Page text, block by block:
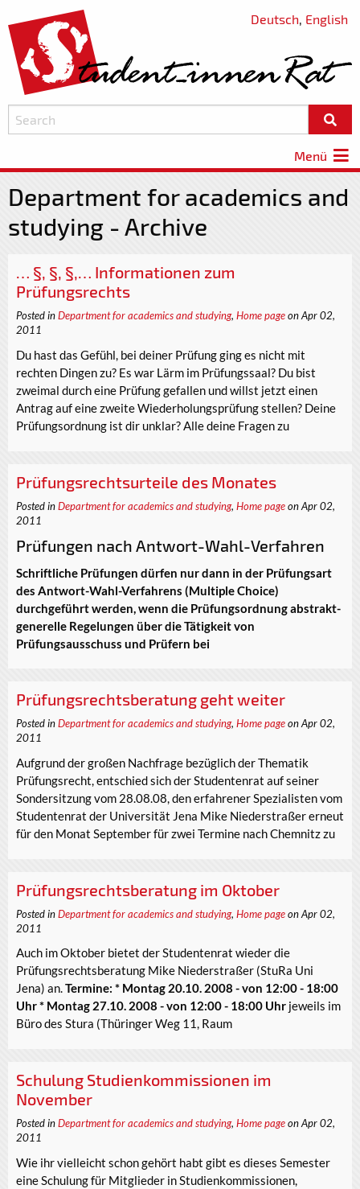
Deutsch, English
Menü
Department for academics and
studying - Archive
… §, §, §,… Informationen zum
Prüfungsrechts
Posted inDepartment for academics and studying, Home pageon Apr 02,
2011
Du hast das Gefühl, bei deiner Prüfung ging es nicht mit
rechten Dingen zu? Es war Lärm im Prüfungssaal? Du bist
zweimal durch eine Prüfung gefallen und willst jetzt einen
Antrag auf eine zweite Wiederholungsprüfung stellen? Deine
Prüfungsordnung ist dir unklar? Alle deine Fragen zu
Prüfungsrechtsurteile des Monates
Posted inDepartment for academics and studying, Home pageon Apr 02,
2011
Prüfungen nach Antwort-Wahl-Verfahren
Schriftliche Prüfungen dürfen nur dann in der Prüfungsart
des Antwort-Wahl-Verfahrens (Multiple Choice)
durchgeführt werden, wenn die Prüfungsordnung abstrakt-
generelle Regelungen über die Tätigkeit von
Prüfungsausschuss und Prüfern bei
Prüfungsrechtsberatung geht weiter
Posted inDepartment for academics and studying, Home pageon Apr 02,
2011
Aufgrund der großen Nachfrage bezüglich der Thematik
Prüfungsrecht, entschied sich der Studentenrat auf seiner
Sondersitzung vom 28.08.08, den erfahrener Spezialisten vom
Studentenrat der Universität Jena Mike Niederstraßer erneut
für den Monat September für zwei Termine nach Chemnitz zu
Prüfungsrechtsberatung im Oktober
Posted inDepartment for academics and studying, Home pageon Apr 02,
2011
Auch im Oktober bietet der Studentenrat wieder die
Prüfungsrechtsberatung Mike Niederstraßer (StuRa Uni
Jena) an.Termine: * Montag 20.10. 2008 - von 12:00 - 18:00
Uhr * Montag 27.10. 2008 - von 12:00 - 18:00 Uhr jeweils im
Büro des Stura (Thüringer Weg 11, Raum
Schulung Studienkommissionen im
November
Posted inDepartment for academics and studying, Home pageon Apr 02,
2011
Wie ihr vielleicht schon gehört habt gibt es dieses Semester
eine Schulung für Mitglieder in Studienkommissionen,